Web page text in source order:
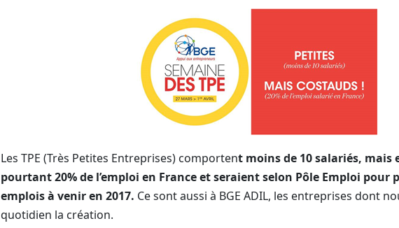
Les TPE (Très Petites Entreprises) comportent moins de 10 salariés, mais
pourtant 20% de l’emploi en France et seraient selon Pôle Emploi pour
emplois à venir en 2017. Ce sont aussi à BGE ADIL, les entreprises dont
quotidien la création.